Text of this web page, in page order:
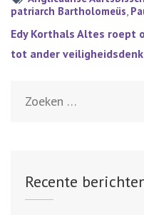
patriarch Bartholomeüs
Bericht
navigatie
Edy Korthals Altes roept
tot ander
Recente